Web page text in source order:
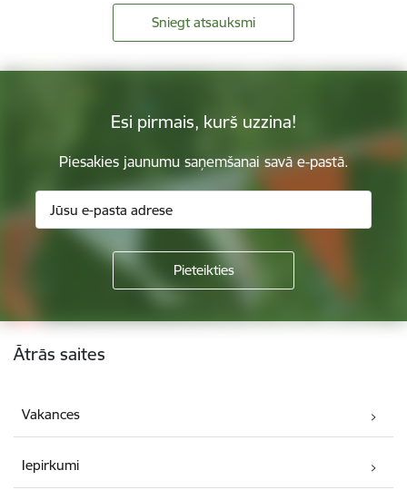
Sniegt atsauksmi
Esi pirmais, kurš uzzina!
Piesakies jaunumu saņemšanai savā e-pastā.
Kājene
Ātrās saites
Vakances
Iepirkumi